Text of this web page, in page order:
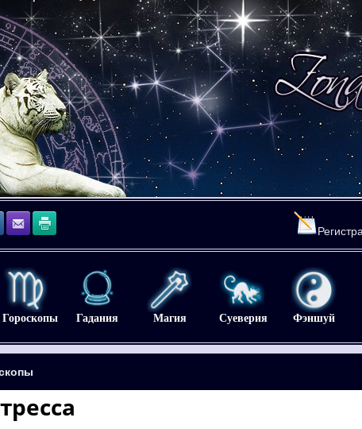
Гороскопы Гадания Магия Суеверия Фэншуй